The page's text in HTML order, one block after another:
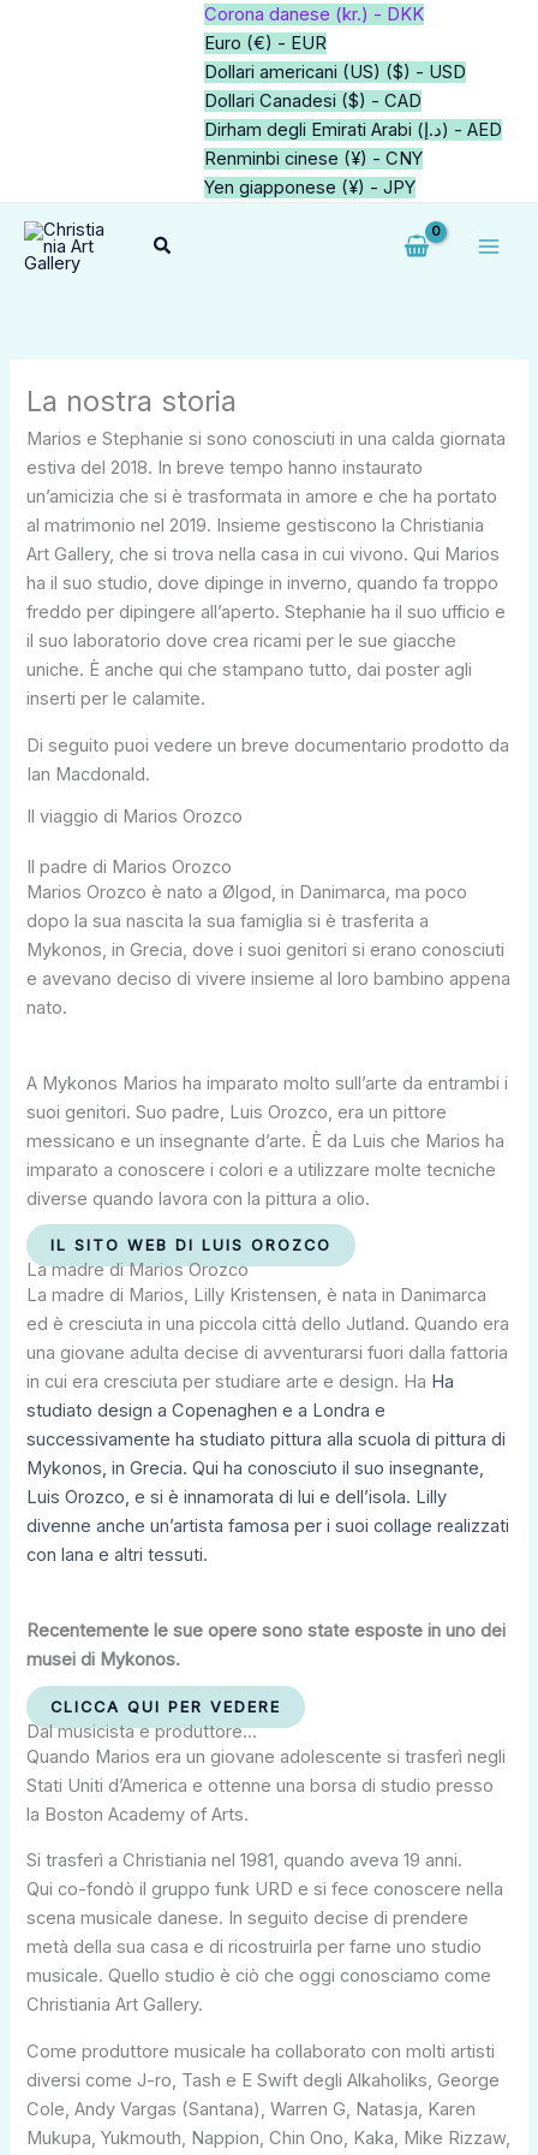
Corona danese (kr.) - DKK
Euro (€) - EUR
Dollari americani (US) ($) - USD
Dollari Canadesi ($) - CAD
Dirham degli Emirati Arabi (د.إ) - AED
Renminbi cinese (¥) - CNY
Yen giapponese (¥) - JPY
Cerca
La nostra storia
Marios e Stephanie si sono conosciuti in una calda giornata
estiva del 2018. In breve tempo hanno instaurato
un’amicizia che si è trasformata in amore e che ha portato
al matrimonio nel 2019. Insieme gestiscono la Christiania
Art Gallery, che si trova nella casa in cui vivono. Qui Marios
ha il suo studio, dove dipinge in inverno, quando fa troppo
freddo per dipingere all’aperto. Stephanie ha il suo ufficio e
il suo laboratorio dove crea ricami per le sue giacche
uniche. È anche qui che stampano tutto, dai poster agli
inserti per le calamite.
Di seguito puoi vedere un breve documentario prodotto da
Ian Macdonald.
Il viaggio di Marios Orozco
Il padre di Marios Orozco
Marios Orozco è nato a Ølgod, in Danimarca, ma poco
dopo la sua nascita la sua famiglia si è trasferita a
Mykonos, in Grecia, dove i suoi genitori si erano conosciuti
e avevano deciso di vivere insieme al loro bambino appena
nato.
A Mykonos Marios ha imparato molto sull’arte da entrambi i
suoi genitori. Suo padre, Luis Orozco, era un pittore
messicano e un insegnante d’arte. È da Luis che Marios ha
imparato a conoscere i colori e a utilizzare molte tecniche
diverse quando lavora con la pittura a olio.
IL SITO WEB DI LUIS OROZCO
La madre di Marios Orozco
La madre di Marios, Lilly Kristensen, è nata in Danimarca
ed è cresciuta in una piccola città dello Jutland. Quando era
una giovane adulta decise di avventurarsi fuori dalla fattoria
in cui era cresciuta per studiare arte e design. Ha Ha
studiato design a Copenaghen e a Londra e
successivamente ha studiato pittura alla scuola di pittura di
Mykonos, in Grecia. Qui ha conosciuto il suo insegnante,
Luis Orozco, e si è innamorata di lui e dell’isola. Lilly
divenne anche un’artista famosa per i suoi collage realizzati
con lana e altri tessuti.
Recentemente le sue opere sono state esposte in uno dei
musei di Mykonos.
CLICCA QUI PER VEDERE
Dal musicista e produttore...
Quando Marios era un giovane adolescente si trasferì negli
Stati Uniti d’America e ottenne una borsa di studio presso
la Boston Academy of Arts.
Si trasferì a Christiania nel 1981, quando aveva 19 anni.
Qui co-fondò il gruppo funk URD e si fece conoscere nella
scena musicale danese. In seguito decise di prendere
metà della sua casa e di ricostruirla per farne uno studio
musicale. Quello studio è ciò che oggi conosciamo come
Christiania Art Gallery.
Come produttore musicale ha collaborato con molti artisti
diversi come J-ro, Tash e E Swift degli Alkaholiks, George
Cole, Andy Vargas (Santana), Warren G, Natasja, Karen
Mukupa, Yukmouth, Nappion, Chin Ono, Kaka, Mike Rizzaw,